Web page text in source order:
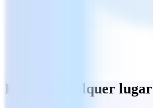
PDF em qualquer lugar